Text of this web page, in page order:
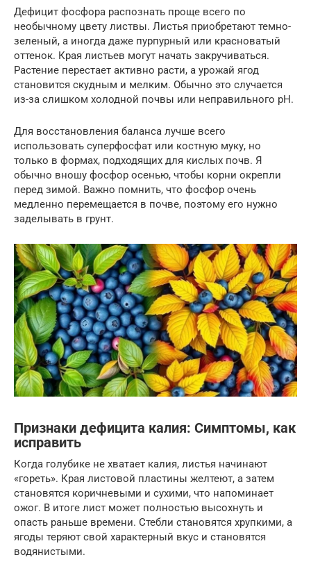
Дефицит фосфора распознать проще всего по
необычному цвету листвы. Листья приобретают темно-
зеленый, а иногда даже пурпурный или красноватый
оттенок. Края листьев могут начать закручиваться.
Растение перестает активно расти, а урожай ягод
становится скудным и мелким. Обычно это случается
из-за слишком холодной почвы или неправильного pH.
Для восстановления баланса лучше всего
использовать суперфосфат или костную муку, но
только в формах, подходящих для кислых почв. Я
обычно вношу фосфор осенью, чтобы корни окрепли
перед зимой. Важно помнить, что фосфор очень
медленно перемещается в почве, поэтому его нужно
заделывать в грунт.
Признаки дефицита калия: Симптомы, как
исправить
Когда голубике не хватает калия, листья начинают
«гореть». Края листовой пластины желтеют, а затем
становятся коричневыми и сухими, что напоминает
ожог. В итоге лист может полностью высохнуть и
опасть раньше времени. Стебли становятся хрупкими, а
ягоды теряют свой характерный вкус и становятся
водянистыми.